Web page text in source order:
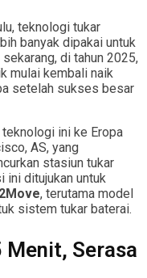
teknologi tukar
banyak dipakai untuk
di tahun 2025,
mulai kembali naik
setelah sukses besar
ini ke Eropa
AS, yang
stasiun tukar
ini ditujukan untuk
, terutama model
sistem tukar baterai.
Menit, Serasa